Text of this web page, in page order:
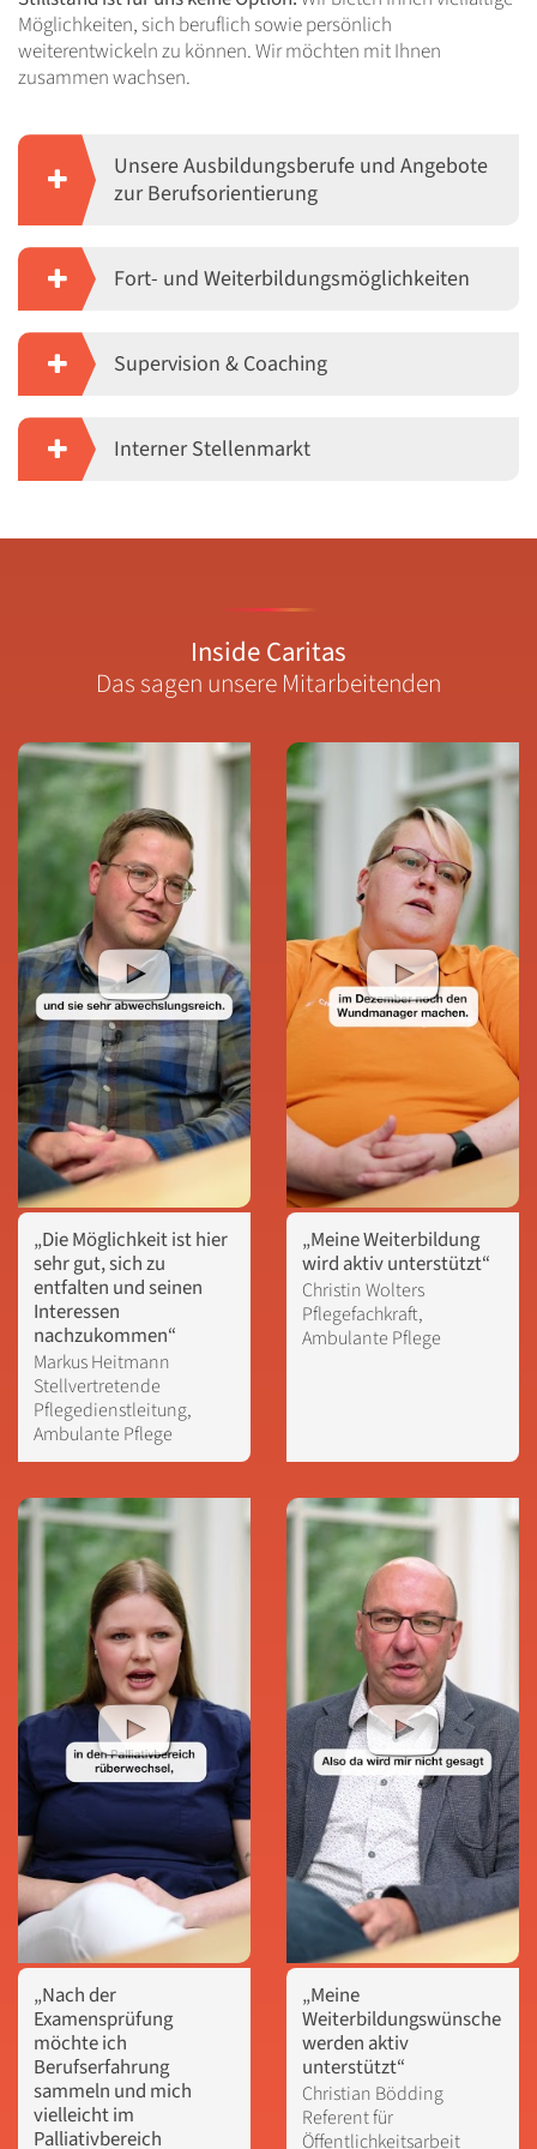
Möglichkeiten, sich beruflich sowie persönlich
weiterentwickeln zu können. Wir möchten mit Ihnen
zusammen wachsen.
Unsere Ausbildungsberufe und Angebote
zur Berufsorientierung
Fort- und Weiterbildungsmöglichkeiten
Supervision & Coaching
Interner Stellenmarkt
Inside Caritas
Das sagen unsere Mitarbeitenden
„Die Möglichkeit ist hier
sehr gut, sich zu
entfalten und seinen
Interessen
nachzukommen“
Markus Heitmann
Stellvertretende
Pflegedienstleitung,
Ambulante Pflege
„Meine Weiterbildung
wird aktiv unterstützt“
Christin Wolters
Pflegefachkraft,
Ambulante Pflege
„Nach der
Examensprüfung
möchte ich
Berufserfahrung
sammeln und mich
vielleicht im
Palliativbereich
„Meine
Weiterbildungswünsche
werden aktiv
unterstützt“
Christian Bödding
Referent für
Öffentlichkeitsarbeit